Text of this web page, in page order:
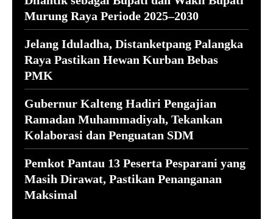
Murung Raya Periode 2025–2030
Jelang Iduladha, Distanketpang Palangka
Raya Pastikan Hewan Kurban Bebas
PMK
Gubernur Kalteng Hadiri Pengajian
Ramadan Muhammadiyah, Tekankan
Kolaborasi dan Penguatan SDM
Pemkot Pantau 13 Peserta Pesparani yang
Masih Dirawat, Pastikan Penanganan
Maksimal